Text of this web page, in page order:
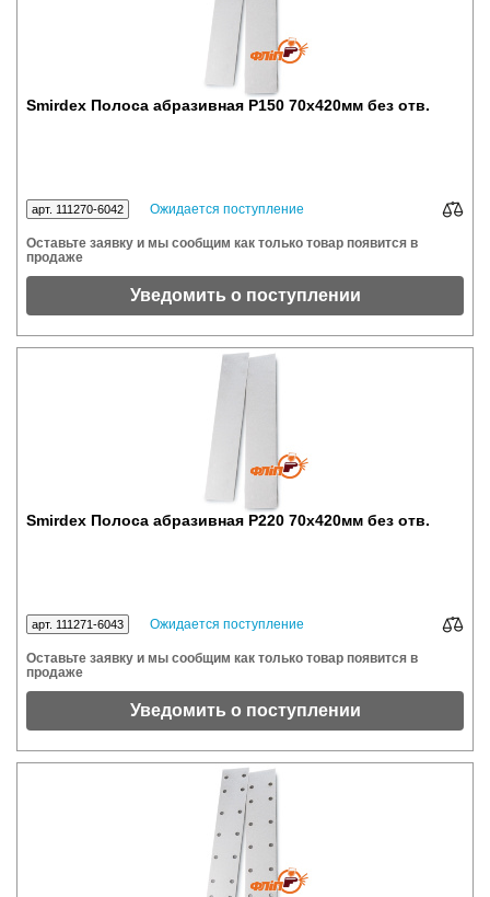
Smirdex Полоса абразивная P150 70x420мм без отв.
арт. 111270-6042 Ожидается поступление
Оставьте заявку и мы сообщим как только товар появится в
продаже
Уведомить о поступлении
Smirdex Полоса абразивная P220 70x420мм без отв.
арт. 111271-6043 Ожидается поступление
Оставьте заявку и мы сообщим как только товар появится в
продаже
Уведомить о поступлении